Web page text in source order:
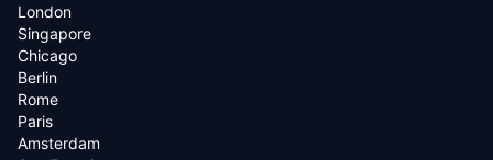
London
Singapore
Chicago
Berlin
Rome
Paris
Amsterdam